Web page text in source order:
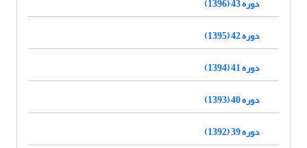
دوره 42 (1395)
دوره 41 (1394)
دوره 40 (1393)
دوره 39 (1392)